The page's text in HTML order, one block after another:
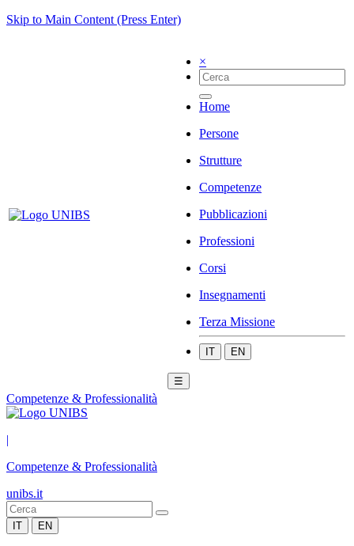
Skip to Main Content (Press Enter)
×
Home
Persone
Strutture
Competenze
Pubblicazioni
Professioni
Corsi
Insegnamenti
Terza Missione
IT EN
☰
Competenze & Professionalità
|
Competenze & Professionalità
unibs.it
IT EN